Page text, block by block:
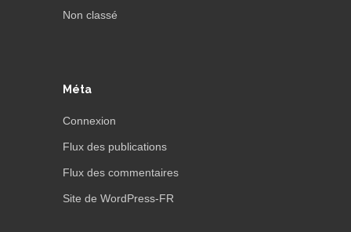
Non classé
Méta
Connexion
Flux des publications
Flux des commentaires
Site de WordPress-FR